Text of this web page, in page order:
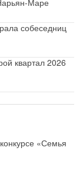
Маре
собеседниц
квартал 2026
«Семья